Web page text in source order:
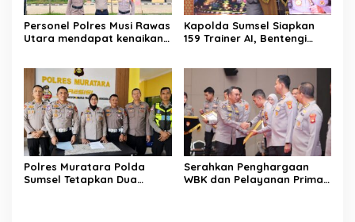
Personel Polres Musi Rawas
Utara mendapat kenaikan
kini berpangkat Kompol,
naik setingkat dari AKBP.
Kapolda Sumsel Siapkan
159 Trainer AI, Bentengi
Polres Muratara Polda
Sumsel Tetapkan Dua
Serahkan Penghargaan
WBK dan Pelayanan Prima,